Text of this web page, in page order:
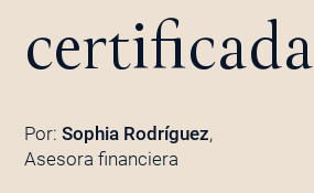
certificada
Por: Sophia Rodríguez,
Asesora financiera